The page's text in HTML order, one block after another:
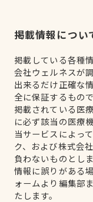
掲載情報につい
掲載している各種
会社ウェルネスが
出来るだけ正確な
全に保証するもの
掲載されている医
に必ず該当の医療
当サービスによっ
ク、および株式会
負わないものとしま
情報に誤りがある
ォームより編集部
たします。